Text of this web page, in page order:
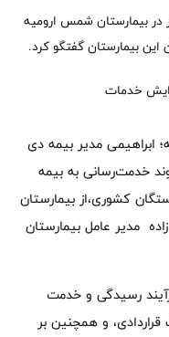
در بیمارستان شمس ارومیه
این بیمارستان گفتگو کرد.
ابراهیمی مدیر بیمه دی
خدمت‌رسانی به بیمه
کشوری،از بیمارستان
مدیر عامل بیمارستان
رسیدگی و خدمت
و همچنین بر